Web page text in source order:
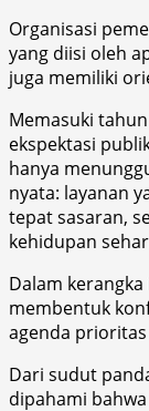
Organisasi
yang diisi oleh
juga memiliki
Memasuki
ekspektasi
hanya
nyata: layanan
tepat sasaran,
kehidupan
Dalam
membentuk
agenda
Dari sudut
dipahami